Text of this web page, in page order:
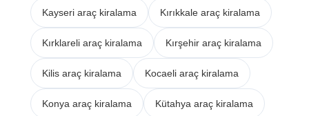
Kayseri araç kiralama Kırıkkale araç kiralama
Kırklareli araç kiralama Kırşehir araç kiralama
Kilis araç kiralama Kocaeli araç kiralama
Konya araç kiralama Kütahya araç kiralama